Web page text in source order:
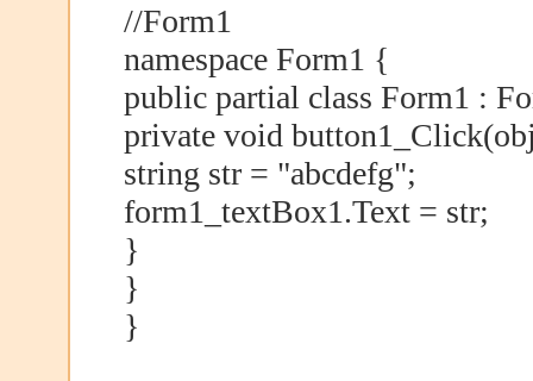
//Form1
namespace Form1 {
public partial class Form1 :
private void
string str = "abcdefg";
form1_textBox1.Text = str;
}
}
}